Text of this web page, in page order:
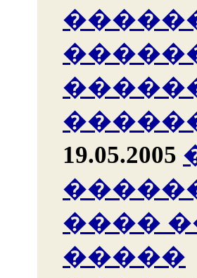
19.05.2005
����
�����